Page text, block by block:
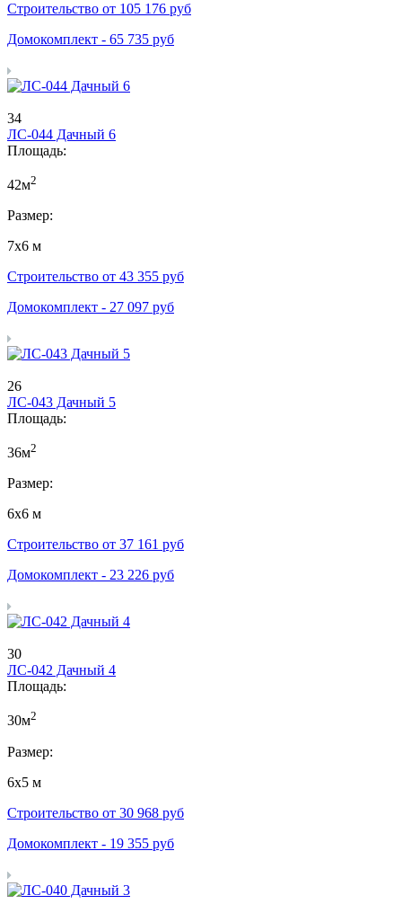
Строительство от 105 176 руб
Домокомплект - 65 735 руб
34
ЛС-044 Дачный 6
Площадь:
42м2
Размер:
7х6 м
Строительство от 43 355 руб
Домокомплект - 27 097 руб
26
ЛС-043 Дачный 5
Площадь:
36м2
Размер:
6х6 м
Строительство от 37 161 руб
Домокомплект - 23 226 руб
30
ЛС-042 Дачный 4
Площадь:
30м2
Размер:
6х5 м
Строительство от 30 968 руб
Домокомплект - 19 355 руб